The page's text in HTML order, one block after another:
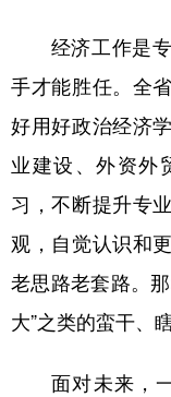
经济工作是专
手才能胜任。全
好用好政治经济
业建设、外资外
习，不断提升专
观，自觉认识和
老思路老套路。
大”之类的蛮干、
面对未来，一